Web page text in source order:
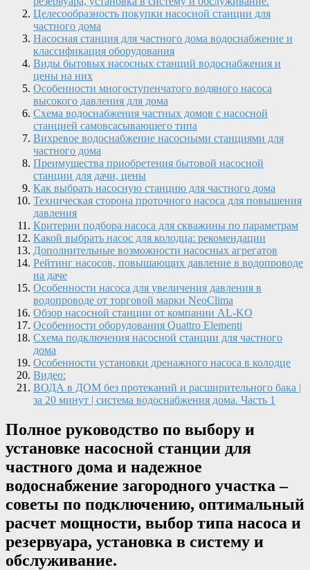
Целесообразность покупки насосной станции для
частного дома
Насосная станция для частного дома водоснабжение и
классификация оборудования
Виды бытовых насосных станций водоснабжения и
цены на них
Особенности многоступенчатого водяного насоса
высокого давления для дома
Схема водоснабжения частных домов с насосной
станцией самовсасывающего типа
Вихревое водоснабжение насосными станциями для
частного дома
Преимущества приобретения бытовой насосной
станции для дачи, цены
Как выбрать насосную станцию для частного дома
Техническая сторона проточного насоса для повышения
давления
Критерии подбора насоса для скважины по параметрам
Какой выбрать насос для колодца: рекомендации
Дополнительные возможности насосных агрегатов
Рейтинг насосов, повышающих давление в водопроводе
на даче
Особенности насоса для увеличения давления в
водопроводе от торговой марки NeoClima
Обзор насосной станции от компании AL-KO
Особенности оборудования Quattro Elementi
Схема подключения насосной станции для частного
дома
Особенности установки дренажного насоса в колодце
Видео:
ВОДА в ДОМ без протеканий и расширительного бака |
за 20 минут | система водоснабжения дома. Часть 1
Полное руководство по выбору и
установке насосной станции для
частного дома и надежное
водоснабжение загородного участка –
советы по подключению, оптимальный
расчет мощности, выбор типа насоса и
резервуара, установка в систему и
обслуживание.